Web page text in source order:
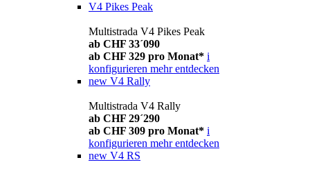
V4 Pikes Peak
Multistrada V4 Pikes Peak
ab CHF 33´090
ab CHF 329 pro Monat* i
konfigurieren mehr entdecken
new V4 Rally
Multistrada V4 Rally
ab CHF 29´290
ab CHF 309 pro Monat* i
konfigurieren mehr entdecken
new V4 RS